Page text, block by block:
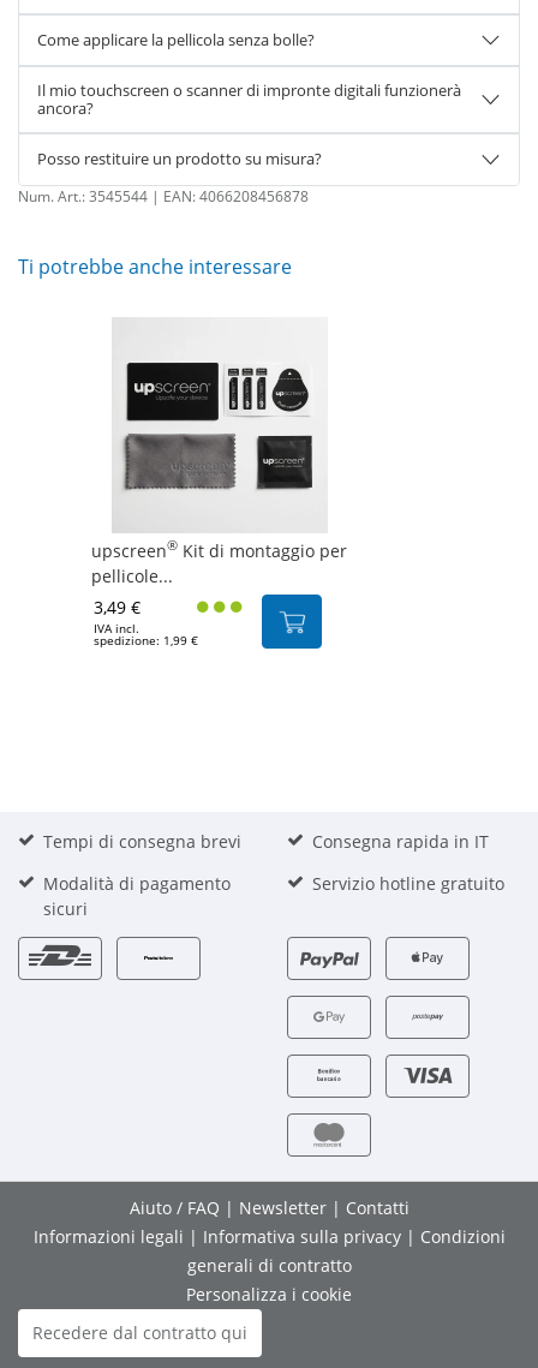
Come applicare la pellicola senza bolle?
Il mio touchscreen o scanner di impronte digitali funzionerà
ancora?
Posso restituire un prodotto su misura?
Num. Art.:3545544 | EAN:4066208456878
Ti potrebbe anche interessare
upscreen® Kit di montaggio per
pellicole...
3,49 €
IVA incl.
spedizione: 1,99 €
Tempi di consegna brevi
Consegna rapida in IT
Modalità di pagamento
sicuri
Servizio hotline gratuito
Aiuto / FAQ | Newsletter | Contatti
Informazioni legali | Informativa sulla privacy | Condizioni
generali di contratto
Personalizza i cookie
Recedere dal contratto qui